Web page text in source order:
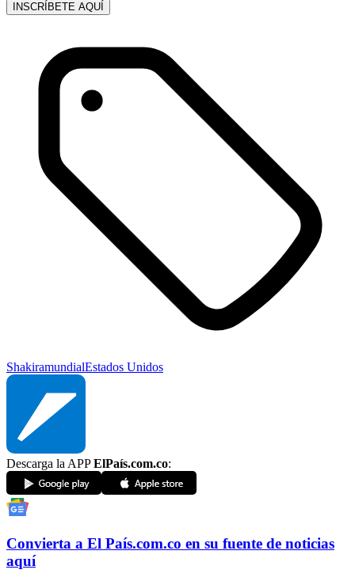
INSCRÍBETE AQUÍ
ShakiramundialEstados Unidos
Descarga la APPElPaís.com.co:
Convierta a El País.com.co en su fuente de noticias
aquí